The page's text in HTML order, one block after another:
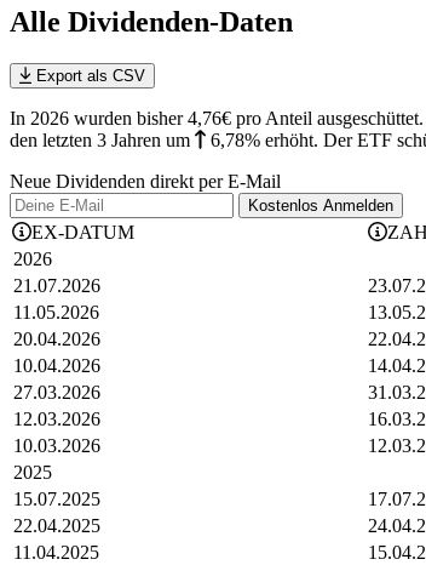
Alle Dividenden-Daten
Export als CSV
In 2026 wurden bisher 4,76€ pro Anteil
den letzten 3 Jahren um 6,78% erhöht. Der ETF
Neue Dividenden direkt per E-Mail
Kostenlos Anmelden
EX-DATUM
2026
21.07.2026
11.05.2026
20.04.2026
10.04.2026
27.03.2026
12.03.2026
10.03.2026
2025
15.07.2025
22.04.2025
11.04.2025